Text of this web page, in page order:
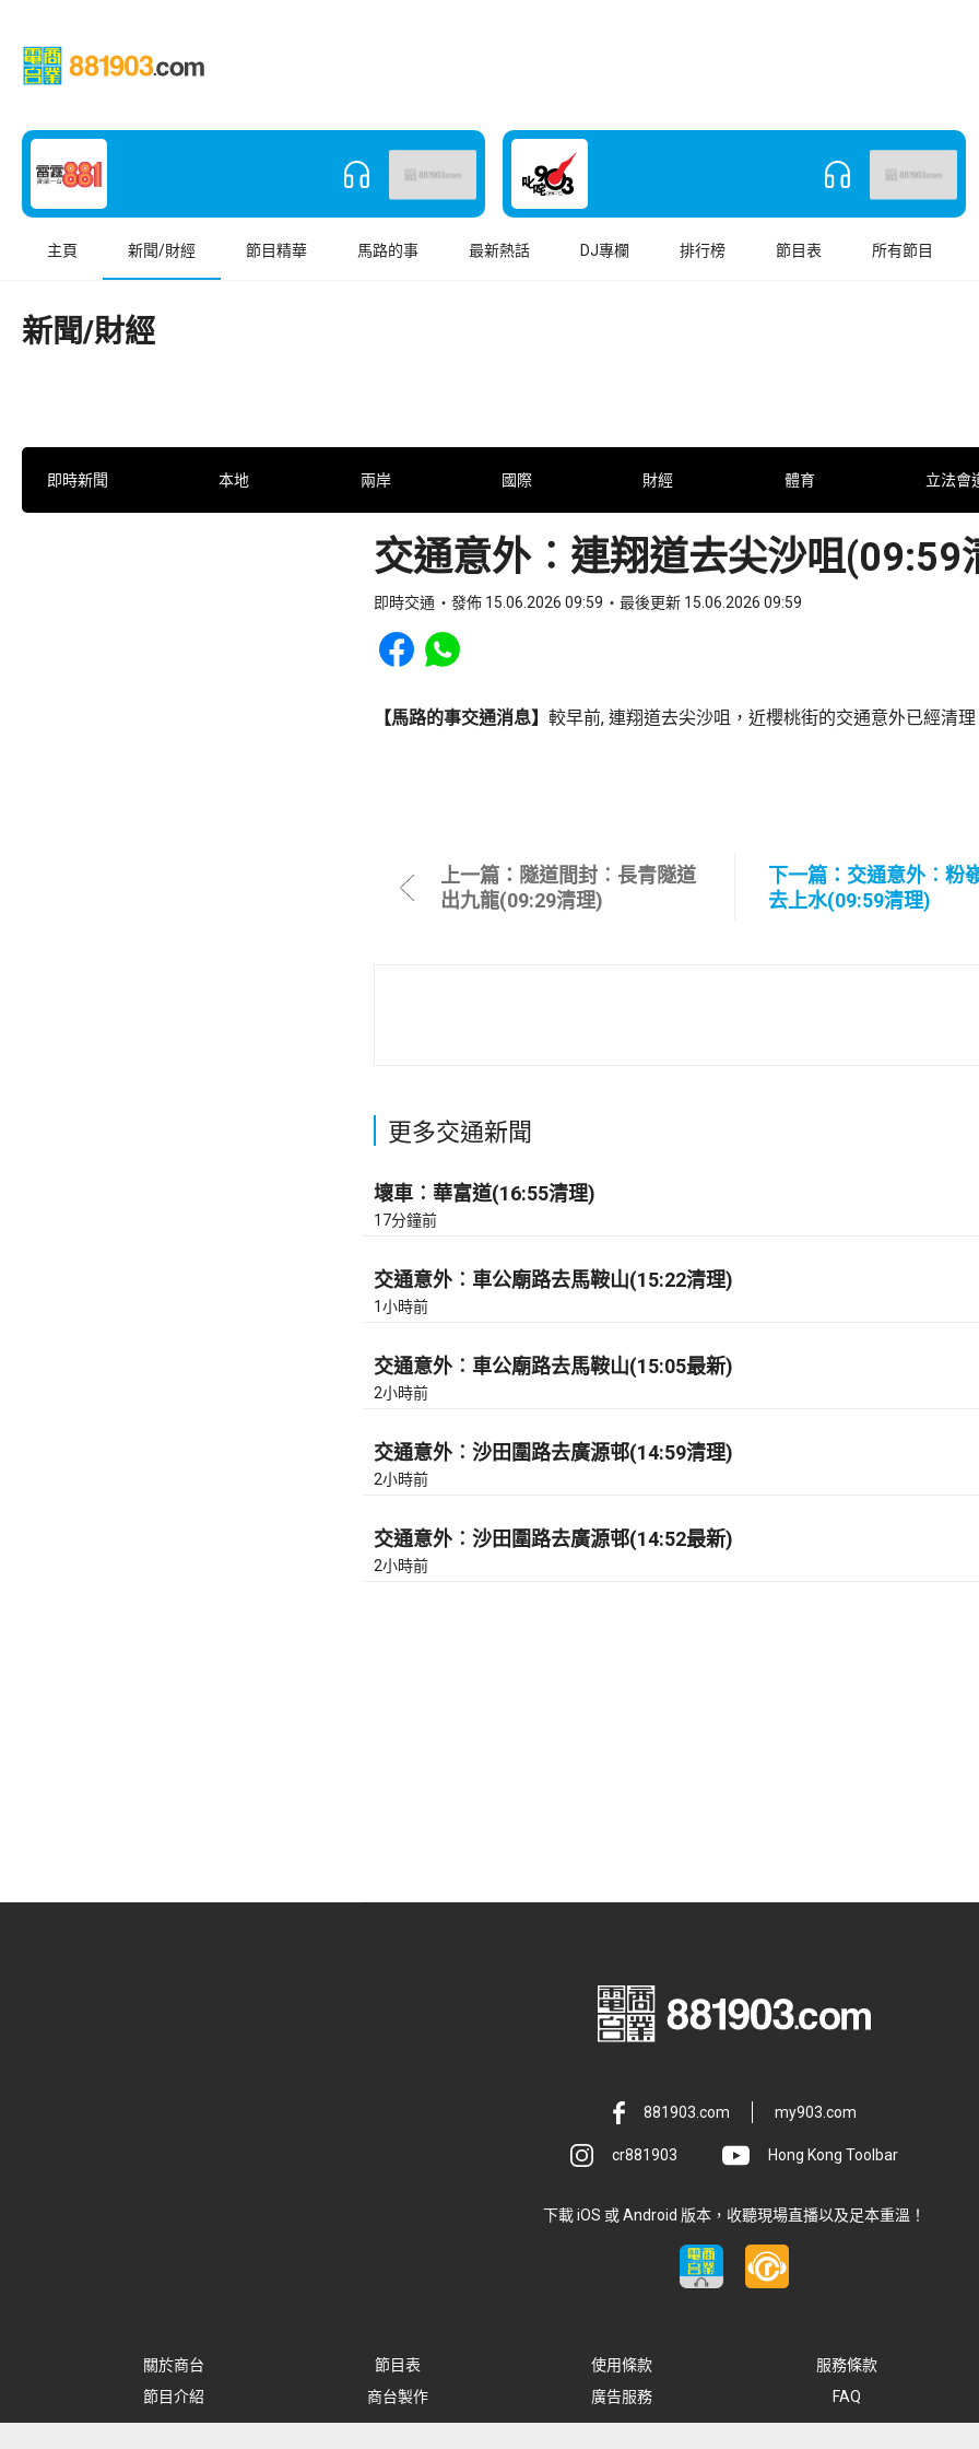
主頁 新聞/財經 節目精華 馬路的事 最新熱話 DJ專欄 排行榜 節目表 所有節目
新聞/財經
即時新聞 本地 兩岸 國際 財經 體育 立法會
交通意外︰連翔道去尖沙咀(09:59
即時交通 發佈 15.06.2026 09:59 最後更新 15.06.2026 09:59
Share to Facebook
Share to WhatsApp
【馬路的事交通消息】 較早前, 連翔道去尖沙咀，近櫻桃街的交通意外已經清理
上一篇：隧道間封︰長青隧道
出九龍(09:29清理)
下一篇：交通意外︰粉
去上水(09:59清理)
更多交通新聞
壞車︰華富道(16:55清理)
17分鐘前
交通意外︰車公廟路去馬鞍山(15:22清理)
1小時前
交通意外︰車公廟路去馬鞍山(15:05最新)
2小時前
交通意外︰沙田圍路去廣源邨(14:59清理)
2小時前
交通意外︰沙田圍路去廣源邨(14:52最新)
2小時前
881903.com my903.com
cr881903 Hong Kong Toolbar
下載 iOS 或 Android 版本，收聽現場直播以及足本重溫！
關於商台 節目表 使用條款 服務條款
節目介紹
商台製作 廣告服務 FAQ